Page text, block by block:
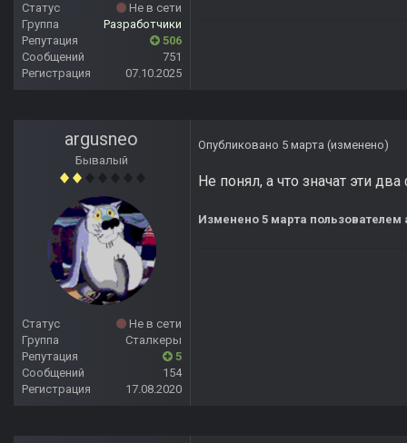
Статус
Не в сети
Группа
Разработчики
Репутация
506
Сообщений
751
Регистрация
07.10.2025
argusneo
Бывалый
Статус
Не в сети
Группа
Сталкеры
Репутация
5
Сообщений
154
Регистрация
17.08.2020
Опубликовано 5 марта (изменено)
Не понял, а что значат эти
Изменено 5 марта пользователем